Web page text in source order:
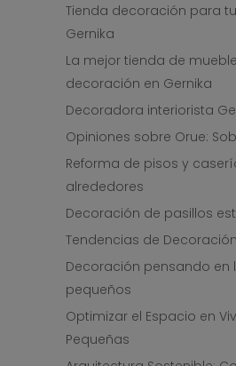
Tienda decoración para
Gernika
La mejor tienda de
decoración en Gernika
Decoradora interiorista
Opiniones sobre Orue:
Reforma de pisos y
alrededores
Decoración de pasillos
Tendencias de
Decoración pensando en
pequeños
Optimizar el Espacio en
Pequeñas